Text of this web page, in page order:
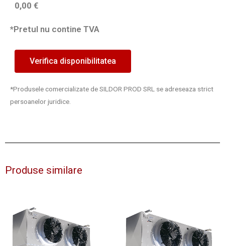
0,00 €
*Pretul nu contine TVA
Verifica disponibilitatea
*Produsele comercializate de SILDOR PROD SRL se adreseaza strict
persoanelor juridice.
Produse similare